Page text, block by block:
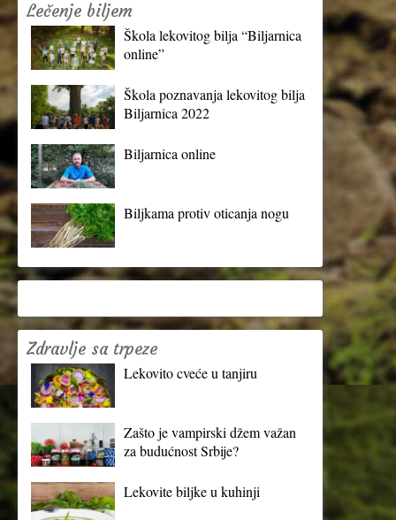
Lečenje biljem
Škola lekovitog bilja “Biljarnica
online”
Škola poznavanja lekovitog bilja
Biljarnica 2022
Biljarnica online
Biljkama protiv oticanja nogu
Zdravlje sa trpeze
Lekovito cveće u tanjiru
Zašto je vampirski džem važan
za budućnost Srbije?
Lekovite biljke u kuhinji